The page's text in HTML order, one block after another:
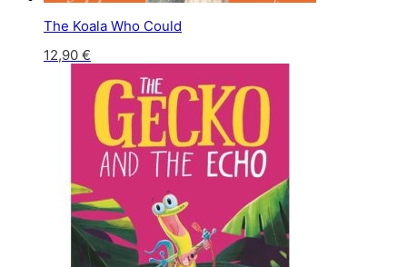
The Koala Who Could
12,90 €